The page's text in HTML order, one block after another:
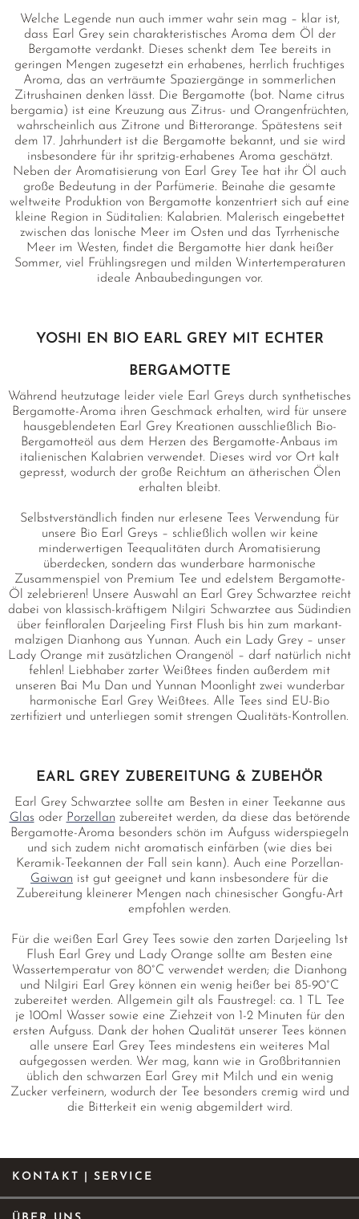
Welche Legende nun auch immer wahr sein mag – klar ist,
dass Earl Grey sein charakteristisches Aroma dem Öl der
Bergamotte verdankt. Dieses schenkt dem Tee bereits in
geringen Mengen zugesetzt ein erhabenes, herrlich fruchtiges
Aroma, das an verträumte Spaziergänge in sommerlichen
Zitrushainen denken lässt. Die Bergamotte (bot. Name citrus
bergamia) ist eine Kreuzung aus Zitrus- und Orangenfrüchten,
wahrscheinlich aus Zitrone und Bitterorange. Spätestens seit
dem 17. Jahrhundert ist die Bergamotte bekannt, und sie wird
insbesondere für ihr spritzig-erhabenes Aroma geschätzt.
Neben der Aromatisierung von Earl Grey Tee hat ihr Öl auch
große Bedeutung in der Parfümerie. Beinahe die gesamte
weltweite Produktion von Bergamotte konzentriert sich auf eine
kleine Region in Süditalien: Kalabrien. Malerisch eingebettet
zwischen das Ionische Meer im Osten und das Tyrrhenische
Meer im Westen, findet die Bergamotte hier dank heißer
Sommer, viel Frühlingsregen und milden Wintertemperaturen
ideale Anbaubedingungen vor.
YOSHI EN BIO EARL GREY MIT ECHTER
BERGAMOTTE
Während heutzutage leider viele Earl Greys durch synthetisches
Bergamotte-Aroma ihren Geschmack erhalten, wird für unsere
hausgeblendeten Earl Grey Kreationen ausschließlich Bio-
Bergamotteöl aus dem Herzen des Bergamotte-Anbaus im
italienischen Kalabrien verwendet. Dieses wird vor Ort kalt
gepresst, wodurch der große Reichtum an ätherischen Ölen
erhalten bleibt.
Selbstverständlich finden nur erlesene Tees Verwendung für
unsere Bio Earl Greys – schließlich wollen wir keine
minderwertigen Teequalitäten durch Aromatisierung
überdecken, sondern das wunderbare harmonische
Zusammenspiel von Premium Tee und edelstem Bergamotte-
Öl zelebrieren! Unsere Auswahl an Earl Grey Schwarztee reicht
dabei von klassisch-kräftigem Nilgiri Schwarztee aus Südindien
über feinfloralen Darjeeling First Flush bis hin zum markant-
malzigen Dianhong aus Yunnan. Auch ein Lady Grey – unser
Lady Orange mit zusätzlichen Orangenöl – darf natürlich nicht
fehlen! Liebhaber zarter Weißtees finden außerdem mit
unseren Bai Mu Dan und Yunnan Moonlight zwei wunderbar
harmonische Earl Grey Weißtees. Alle Tees sind EU-Bio
zertifiziert und unterliegen somit strengen Qualitäts-Kontrollen.
EARL GREY ZUBEREITUNG & ZUBEHÖR
Earl Grey Schwarztee sollte am Besten in einer Teekanne aus
Glas oder Porzellan zubereitet werden, da diese das betörende
Bergamotte-Aroma besonders schön im Aufguss widerspiegeln
und sich zudem nicht aromatisch einfärben (wie dies bei
Keramik-Teekannen der Fall sein kann). Auch eine Porzellan-
Gaiwan ist gut geeignet und kann insbesondere für die
Zubereitung kleinerer Mengen nach chinesischer Gongfu-Art
empfohlen werden.
Für die weißen Earl Grey Tees sowie den zarten Darjeeling 1st
Flush Earl Grey und Lady Orange sollte am Besten eine
Wassertemperatur von 80°C verwendet werden; die Dianhong
und Nilgiri Earl Grey können ein wenig heißer bei 85-90°C
zubereitet werden. Allgemein gilt als Faustregel: ca. 1 TL Tee
je 100ml Wasser sowie eine Ziehzeit von 1-2 Minuten für den
ersten Aufguss. Dank der hohen Qualität unserer Tees können
alle unsere Earl Grey Tees mindestens ein weiteres Mal
aufgegossen werden. Wer mag, kann wie in Großbritannien
üblich den schwarzen Earl Grey mit Milch und ein wenig
Zucker verfeinern, wodurch der Tee besonders cremig wird und
die Bitterkeit ein wenig abgemildert wird.
KONTAKT | SERVICE